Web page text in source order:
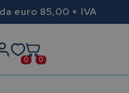
euro 85,00 + IVA
0 0